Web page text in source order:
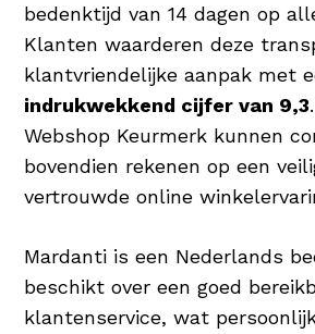
bedenktijd van 14 dagen op
Klanten waarderen deze
klantvriendelijke aanpak met
indrukwekkend cijfer van 9,3
Webshop Keurmerk kunnen
bovendien rekenen op een
vertrouwde online
Mardanti is een Nederlands
beschikt over een goed
klantenservice, wat